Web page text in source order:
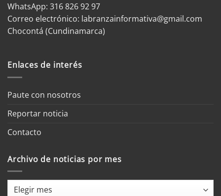
WhatsApp: 316 826 92 97
Correo electrónico: labranzainformativa@gmail.com
Chocontá (Cundinamarca)
Enlaces de interés
Paute con nosotros
Reportar noticia
Contacto
Archivo de noticias por mes
Archivo